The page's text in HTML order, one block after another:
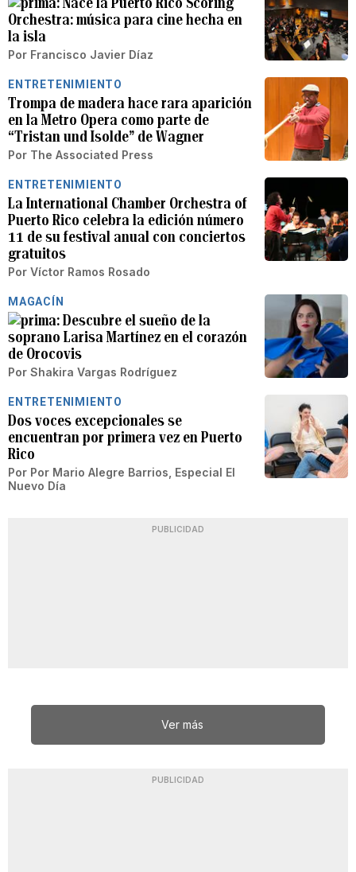
Orchestra: música para cine hecha en
la isla
Por Francisco Javier Díaz
ENTRETENIMIENTO
Trompa de madera hace rara aparición
en la Metro Opera como parte de
“Tristan und Isolde” de Wagner
Por The Associated Press
ENTRETENIMIENTO
La International Chamber Orchestra of
Puerto Rico celebra la edición número
11 de su festival anual con conciertos
gratuitos
Por Víctor Ramos Rosado
MAGACÍN
Descubre el sueño de la
soprano Larisa Martínez en el corazón
de Orocovis
Por Shakira Vargas Rodríguez
ENTRETENIMIENTO
Dos voces excepcionales se
encuentran por primera vez en Puerto
Rico
Por Por Mario Alegre Barrios, Especial El
Nuevo Día
PUBLICIDAD
Ver más
PUBLICIDAD